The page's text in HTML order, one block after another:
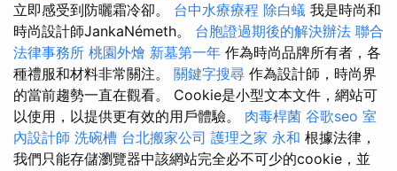
立即感受到防曬霜冷卻。 台中水療療程 除白蟻 我是時尚和
時尚設計師JankaNémeth。 台胞證過期後的解決辦法 聯合
法律事務所 桃園外燴 新墓第一年 作為時尚品牌所有者，各
種禮服和材料非常關注。 關鍵字搜尋 作為設計師，時尚界
的當前趨勢一直在觀看。 Cookie是小型文本文件，網站可
以使用，以提供更有效的用戶體驗。 肉毒桿菌 谷歌seo 室
內設計師 洗碗槽 台北搬家公司 護理之家 永和 根據法律，
我們只能存儲瀏覽器中該網站完全必不可少的cookie，並